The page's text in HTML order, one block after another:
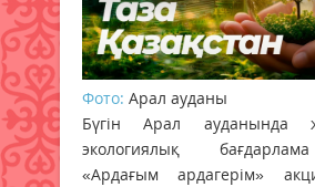
Фото: Арал ауданы
Бүгін Арал ауданында
экологиялық
«Ардағым ардагерім»